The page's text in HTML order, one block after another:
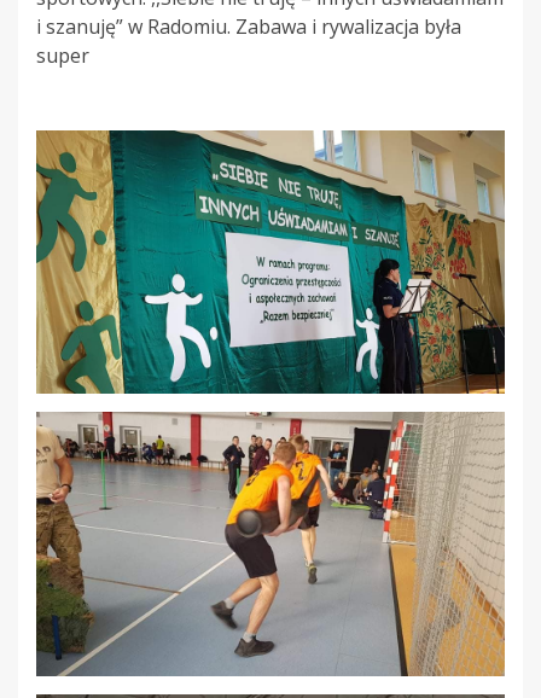
i szanuję” w Radomiu. Zabawa i rywalizacja była
super